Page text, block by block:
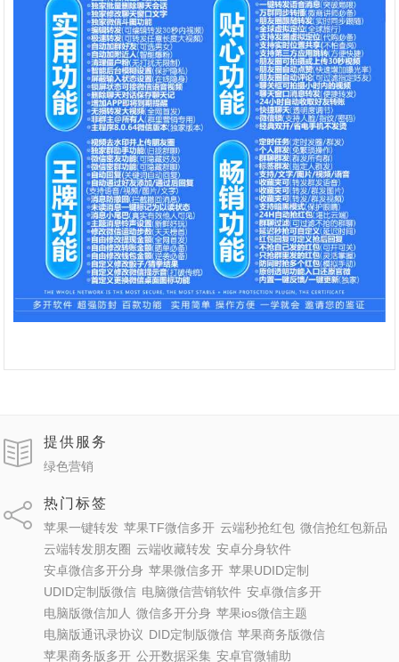
提供服务
绿色营销
热门标签
苹果一键转发 苹果TF微信多开 云端秒抢红包 微信抢红包新品
云端转发朋友圈 云端收藏转发 安卓分身软件
安卓微信多开分身 苹果微信多开 苹果UDID定制
UDID定制版微信 电脑微信营销软件 安卓微信多开
电脑版微信加人 微信多开分身 苹果ios微信主题
电脑版通讯录协议 DID定制版微信 苹果商务版微信
苹果商务版多开 公开数据采集 安卓官微辅助